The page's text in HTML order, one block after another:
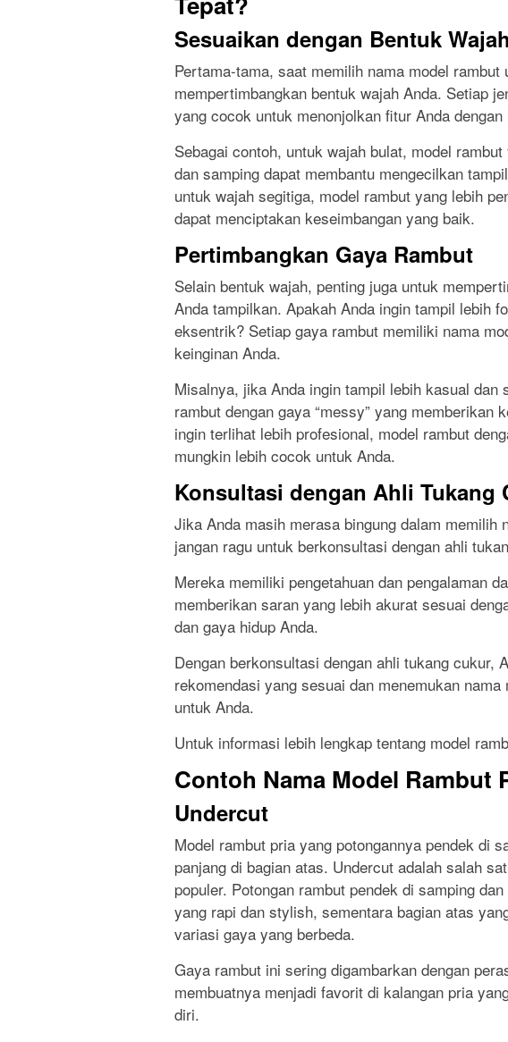
Sesuaikan dengan Bentuk Wajah
Pertama-tama, saat memilih nama model
mempertimbangkan bentuk wajah Anda. Setiap
yang cocok untuk menonjolkan fitur Anda dengan
Sebagai contoh, untuk wajah bulat, model
dan samping dapat membantu mengecilkan
untuk wajah segitiga, model rambut yang lebih
dapat menciptakan keseimbangan yang baik.
Pertimbangkan Gaya Rambut
Selain bentuk wajah, penting juga untuk
Anda tampilkan. Apakah Anda ingin tampil lebih
eksentrik? Setiap gaya rambut memiliki nama
keinginan Anda.
Misalnya, jika Anda ingin tampil lebih kasual dan
rambut dengan gaya “messy” yang memberikan
ingin terlihat lebih profesional, model rambut
mungkin lebih cocok untuk Anda.
Konsultasi dengan Ahli Tukang
Jika Anda masih merasa bingung dalam memilih
jangan ragu untuk berkonsultasi dengan ahli
Mereka memiliki pengetahuan dan pengalaman
memberikan saran yang lebih akurat sesuai
dan gaya hidup Anda.
Dengan berkonsultasi dengan ahli tukang cukur,
rekomendasi yang sesuai dan menemukan
untuk Anda.
Untuk informasi lebih lengkap tentang model
Contoh Nama Model Rambut
Undercut
Model rambut pria yang potongannya pendek di
panjang di bagian atas. Undercut adalah salah
populer. Potongan rambut pendek di samping
yang rapi dan stylish, sementara bagian atas
variasi gaya yang berbeda.
Gaya rambut ini sering digambarkan dengan
membuatnya menjadi favorit di kalangan pria
diri.